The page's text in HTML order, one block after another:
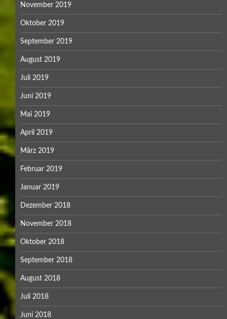
November 2019
Oktober 2019
September 2019
August 2019
Juli 2019
Juni 2019
Mai 2019
April 2019
März 2019
Februar 2019
Januar 2019
Dezember 2018
November 2018
Oktober 2018
September 2018
August 2018
Juli 2018
Juni 2018